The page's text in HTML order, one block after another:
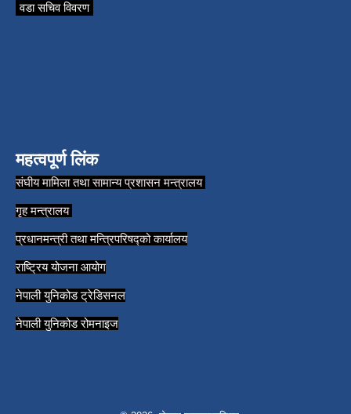
वडा सचिव विवरण
महत्वपूर्ण लिंक
संघीय मामिला तथा सामान्य प्रशासन मन्त्रालय
गृह मन्त्रालय
प्रधानमन्त्री तथा मन्त्रिपरिषद्को कार्यालय
राष्ट्रिय योजना आयोग
नेपाली युनिकोड ट्रेडिसनल
नेपाली युनिकोड रोमनाइज